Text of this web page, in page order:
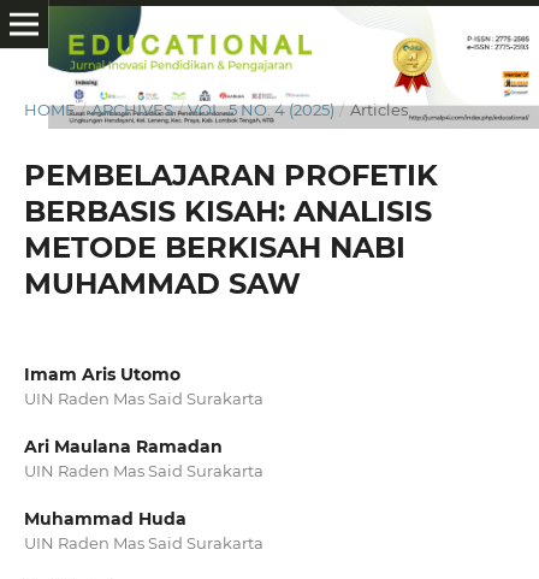
HOME / ARCHIVES / VOL. 5 NO. 4 (2025) / Articles
PEMBELAJARAN PROFETIK
BERBASIS KISAH: ANALISIS
METODE BERKISAH NABI
MUHAMMAD SAW
Imam Aris Utomo
UIN Raden Mas Said Surakarta
Ari Maulana Ramadan
UIN Raden Mas Said Surakarta
Muhammad Huda
UIN Raden Mas Said Surakarta